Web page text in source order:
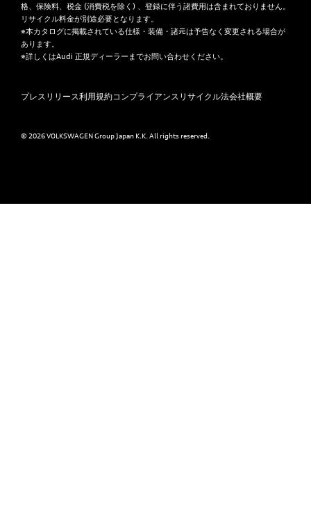
格、保険料、税金 (消費税を除く) 、登録に伴う諸費用は含まれておりません。
リサイクル料金が別途必要となります。
※本カタログに掲載されている仕様・装備・諸元は予告なく変更される場合が
あります。
※詳しくはAudi 正規ディーラーまでお問い合わせください。
プレスリリース利用規約コンプライアンス リサイクル法会社概要
© 2026 VOLKSWAGEN Group Japan K.K. All rights reserved.